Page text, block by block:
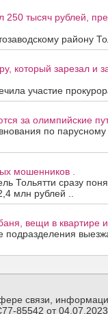
250 тысяч рублей,
району
который зарезал и
участие
за олимпийские
по
мошенников .
Тольятти сразу
млн рублей ..
вещи в квартире и
подразделения
связи,
85542 от 04.07.2023